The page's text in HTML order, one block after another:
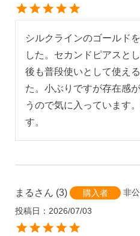
シルクラインのゴールド
した。セカンドピアスと
後も普段使いとして使え
た。小ぶりですが存在感
うので気に入っています
す。
まる 3 購入者
非
投稿日
2026/07/03